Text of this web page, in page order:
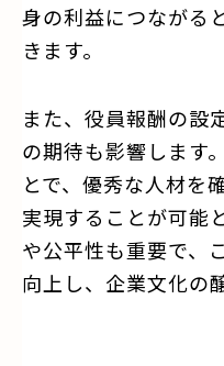
身の利益につながる
きます。
また、役員報酬の設
の期待も影響します
とで、優秀な人材を
実現することが可能
や公平性も重要で、
向上し、企業文化の